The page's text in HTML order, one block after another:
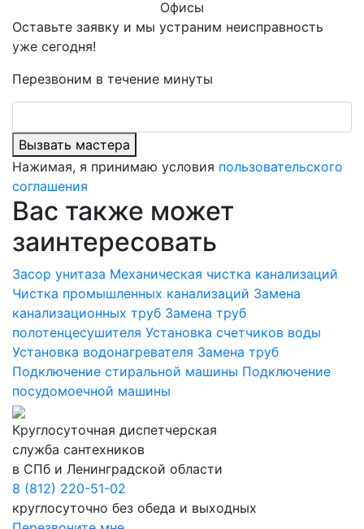
Офисы
Оставьте заявку и мы устраним неисправность
уже сегодня!
Перезвоним в течение минуты
Вызвать мастера
Нажимая, я принимаю условия пользовательского
соглашения
Вас также может
заинтересовать
Засор унитаза Механическая чистка канализаций
Чистка промышленных канализаций Замена
канализационных труб Замена труб
полотенцесушителя Установка счетчиков воды
Установка водонагревателя Замена труб
Подключение стиральной машины Подключение
посудомоечной машины
Круглосуточная диспетчерская
служба сантехников
в СПб и Ленинградской области
8 (812) 220-51-02
круглосуточно без обеда и выходных